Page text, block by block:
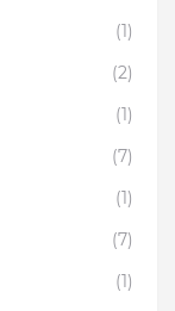
(1)
(2)
(1)
(7)
(1)
(7)
(1)